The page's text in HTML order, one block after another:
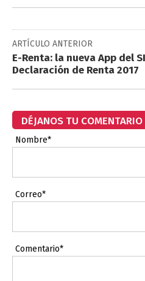
ARTÍCULO ANTERIOR
E-Renta: la nueva App del
Declaración de Renta 2017
DÉJANOS TU COMENTARIO
Nombre*
Correo*
Comentario*